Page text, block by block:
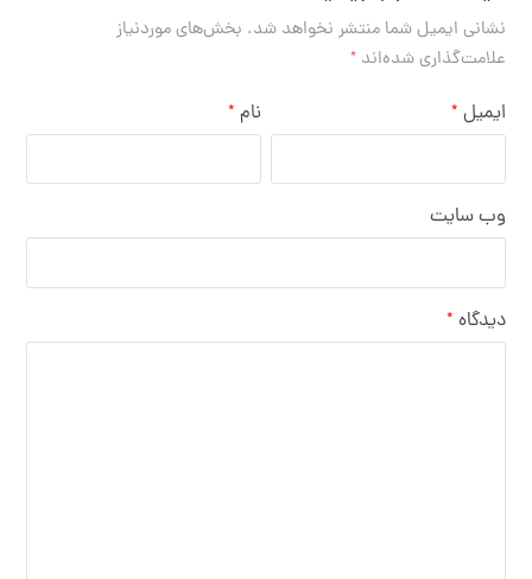
نشانی ایمیل شما منتشر نخواهد شد. بخش‌های موردنیاز
علامت‌گذاری شده‌اند*
نام * ایمیل *
وب‌ سایت
دیدگاه *